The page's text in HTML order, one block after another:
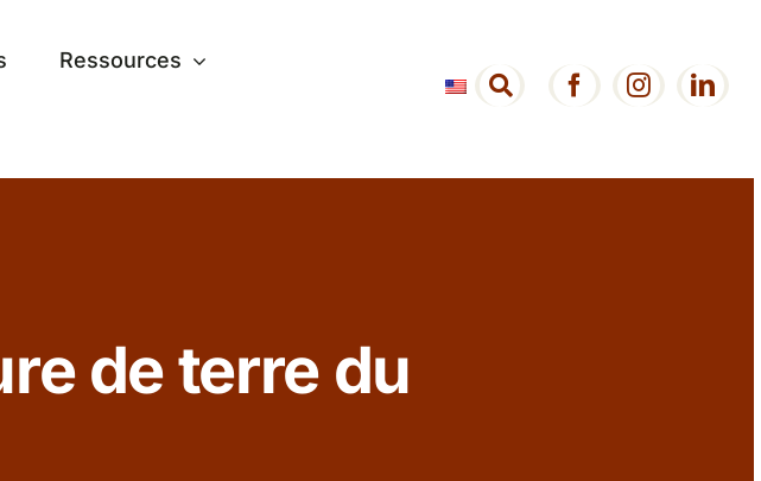
Ressources
de terre du